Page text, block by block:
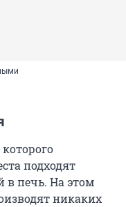
подходят
в печь. На этом
никаких